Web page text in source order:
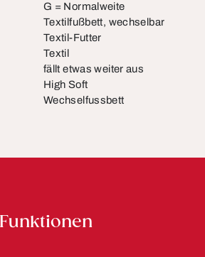
G = Normalweite
Textilfußbett, wechselbar
Textil-Futter
Textil
fällt etwas weiter aus
High Soft
Wechselfussbett
Funktionen